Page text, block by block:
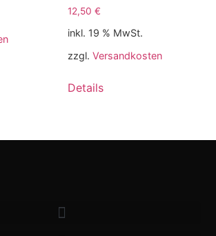
12,50 €
inkl. 19 % MwSt.
zzgl. Versandkosten
Details